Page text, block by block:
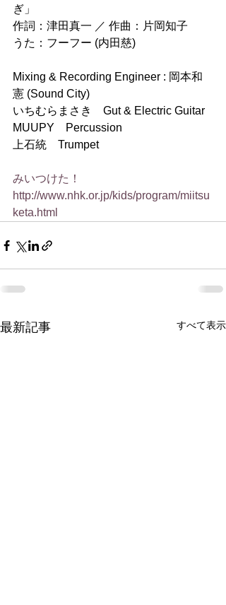
ぎ」
作詞：津田真一 ／ 作曲：片岡知子
うた：フーフー (内田慈)
Mixing & Recording Engineer : 岡本和
憲 (Sound City)
いちむらまさき　Gut & Electric Guitar
MUUPY　Percussion
上石統　Trumpet
みいつけた！
http://www.nhk.or.jp/kids/program/miitsu
keta.html
最新記事 すべて表示